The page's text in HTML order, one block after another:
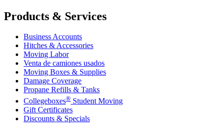
Products & Services
Business Accounts
Hitches & Accessories
Moving Labor
Venta de camiones usados
Moving Boxes & Supplies
Damage Coverage
Propane Refills & Tanks
Collegeboxes® Student Moving
Gift Certificates
Discounts & Specials